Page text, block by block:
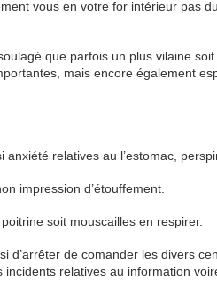
vous en votre for intérieur pas
que parfois un plus vilaine soit
mais encore également
relatives au l’estomac,
impression d’étouffement.
soit mouscailles en respirer.
d’arrêter de comander les divers
relatives au information